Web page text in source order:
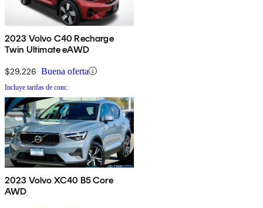
2023 Volvo C40 Recharge
Twin Ultimate eAWD
$29,226 Buena oferta
Incluye tarifas de conc.
2023 Volvo XC40 B5 Core
AWD